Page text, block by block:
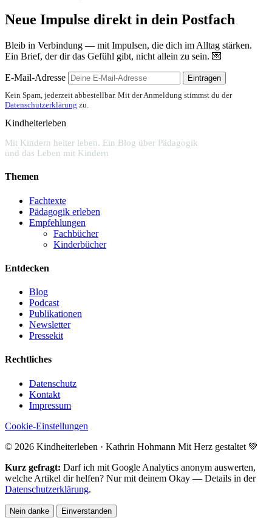
Neue Impulse direkt in dein Postfach
Bleib in Verbindung — mit Impulsen, die dich im Alltag stärken.
Ein Brief, der dir das Gefühl gibt, nicht allein zu sein. 💌
E-Mail-Adresse
Eintragen
Kein Spam, jederzeit abbestellbar. Mit der Anmeldung stimmst du der
Datenschutzerklärung zu.
Kindheiterleben
Mit Kindern heiter leben. Ein Blog über Pädagogik
und das Leben mit Kindern
Themen
Fachtexte
Pädagogik erleben
Empfehlungen
Fachbücher
Kinderbücher
Entdecken
Blog
Podcast
Publikationen
Newsletter
Pressekit
Rechtliches
Datenschutz
Kontakt
Impressum
Cookie-Einstellungen
© 2026 Kindheiterleben · Kathrin Hohmann Mit Herz gestaltet 💚
Kurz gefragt: Darf ich mit Google Analytics anonym auswerten,
welche Artikel dir helfen? Nur mit deinem Okay — Details in der
Datenschutzerklärung.
Nein danke Einverstanden